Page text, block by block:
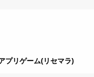
プリゲーム(リセマラ)